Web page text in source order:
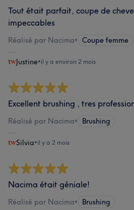
Tout était parfait, coupe de
impeccables
Réalisé par Nacima• Coupe femme
Justine•il y a environ 2 mois
Excellent brushing , tres
Réalisé par Nacima• Brushing
Silvia•il y a 2 mois
Nacima était géniale!
Réalisé par Nacima• Brushing